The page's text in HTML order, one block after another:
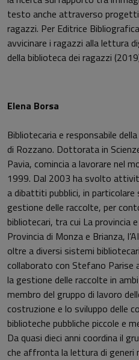
testo anche attraverso
ragazzi. Per Editrice
avvicinare i ragazzi alla lettura
della biblioteca dei ragazzi
Elena Borsa
Bibliotecaria e responsabile
di Rozzano. Dottorata in
Pavia, comincia a lavorare nel
1999. Dal 2003 ha svolto
a dibattiti pubblici, in
gestione delle raccolte, per
bibliotecari, tra cui La provincia
Provincia di Monza e Brianza,
oltre a diversi sistemi
collaborato con Stefano Parise
la gestione delle raccolte in
membro del gruppo di lavoro
costruzione e lo sviluppo delle
biblioteche pubbliche piccole e
Da quasi dieci anni coordina il
che affronta la lettura di generi